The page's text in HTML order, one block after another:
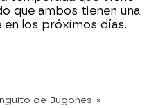
que ambos tienen una
los próximos días.
de Jugones »